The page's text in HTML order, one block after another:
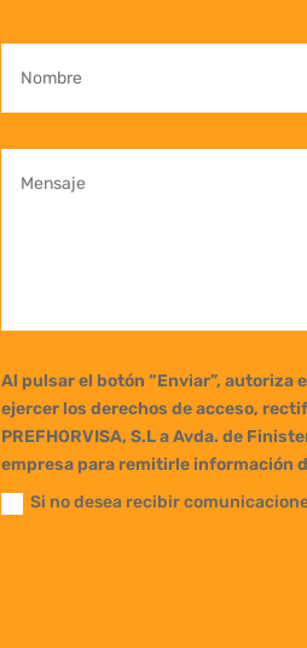
Al pulsar el botón “Enviar”,
ejercer los derechos de acceso,
PREFHORVISA, S.L a Avda. de
empresa para remitirle información
Si no desea recibir